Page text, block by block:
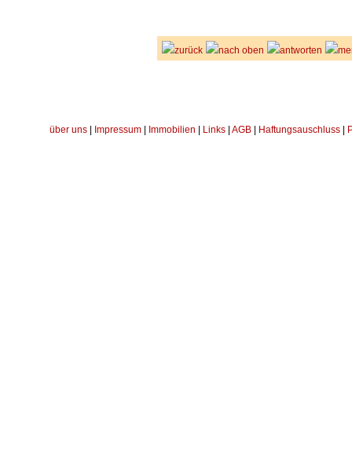
zurück nach oben antworten
über uns Impressum Immobilien Links AGB Haftungsauschluss